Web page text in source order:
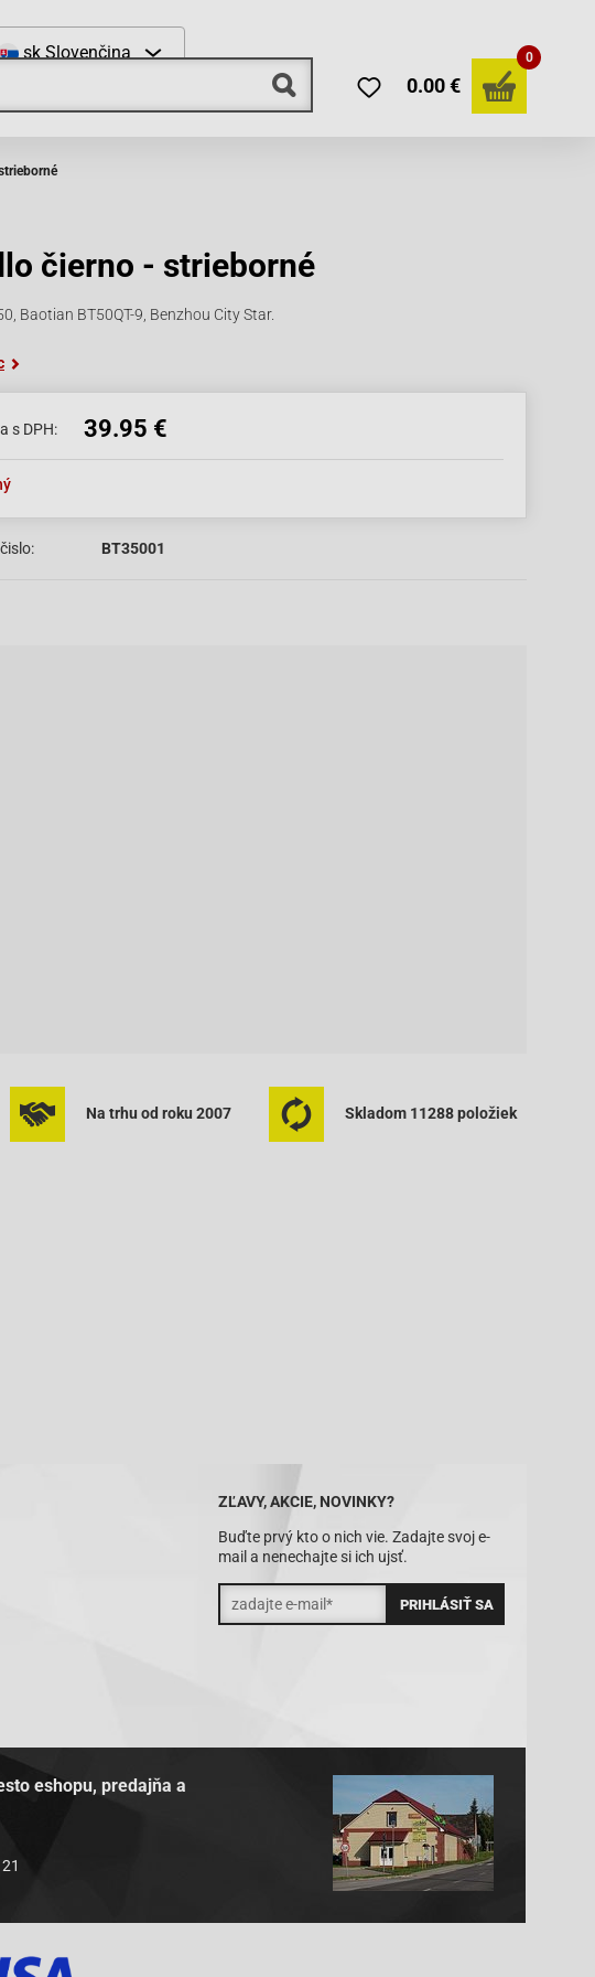
sk Slovenčina
0.00 €
0
čierno - strieborné
Baotian BT50QT-9, Benzhou City Star.
s DPH: 39.95 €
BT35001
Na trhu od roku 2007 Skladom 11288 položiek
ZĽAVY, AKCIE, NOVINKY?
Buďte prvý kto o nich vie. Zadajte svoj e-
mail a nenechajte si ich ujsť.
eshopu, predajňa a